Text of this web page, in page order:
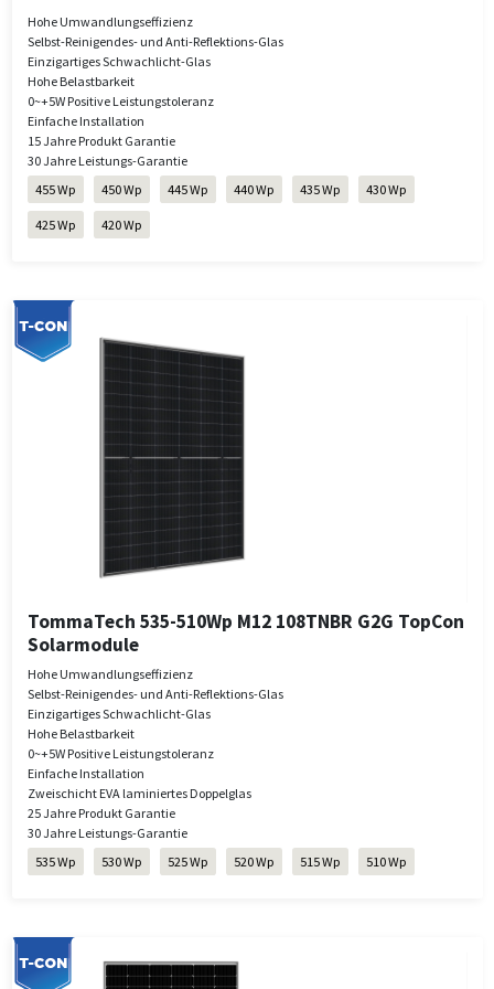
Hohe Umwandlungseffizienz
Selbst-Reinigendes- und Anti-Reflektions-Glas
Einzigartiges Schwachlicht-Glas
Hohe Belastbarkeit
0~+5W Positive Leistungstoleranz
Einfache Installation
15 Jahre Produkt Garantie
30 Jahre Leistungs-Garantie
455 Wp
450 Wp 445 Wp 440 Wp 435 Wp 430 Wp
425 Wp 420 Wp
TommaTech 535-510Wp M12 108TNBR G2G TopCon
Solarmodule
Hohe Umwandlungseffizienz
Selbst-Reinigendes- und Anti-Reflektions-Glas
Einzigartiges Schwachlicht-Glas
Hohe Belastbarkeit
0~+5W Positive Leistungstoleranz
Einfache Installation
Zweischicht EVA laminiertes Doppelglas
25 Jahre Produkt Garantie
30 Jahre Leistungs-Garantie
535 Wp
530 Wp 525 Wp 520 Wp 515 Wp 510 Wp